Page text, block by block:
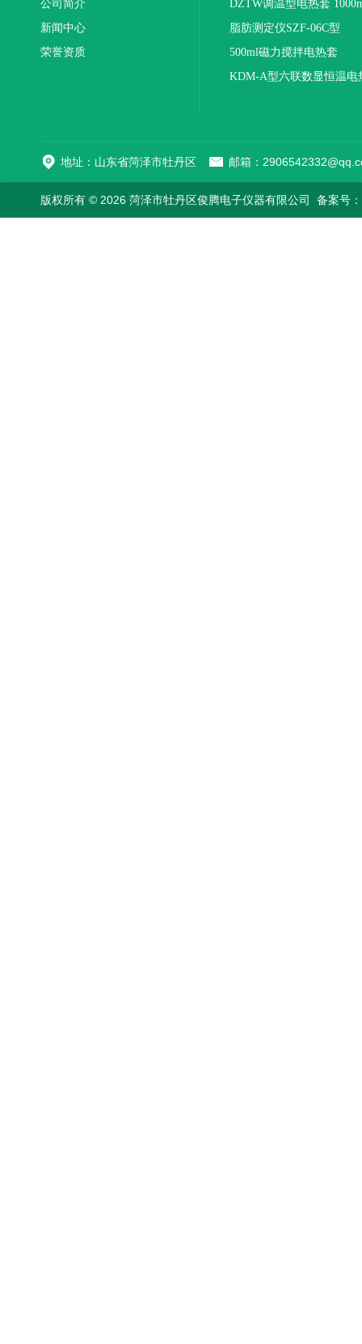
公司简介
新闻中心
荣誉资质
DZTW调温型电热套
联
脂肪测定仪SZF-06C型
500ml磁力搅拌电热套
KDM-A型六联数显恒温电
地址：山东省菏泽市牡丹区 邮箱：
版权所有 © 2026 菏泽市牡丹区俊腾电子仪器有限公司 备案号